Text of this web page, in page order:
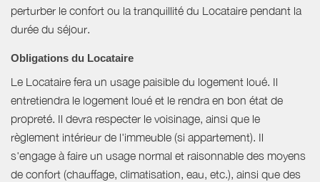
perturber le confort ou la tranquillité du Locataire pendant la
durée du séjour.
Obligations du Locataire
Le Locataire fera un usage paisible du logement loué. Il
entretiendra le logement loué et le rendra en bon état de
propreté. Il devra respecter le voisinage, ainsi que le
règlement intérieur de l'immeuble (si appartement). Il
s'engage à faire un usage normal et raisonnable des moyens
de confort (chauffage, climatisation, eau, etc.), ainsi que des